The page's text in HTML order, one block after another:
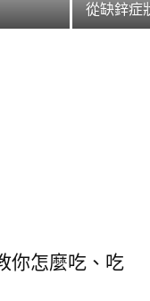
從缺鋅症
你怎麼吃、吃